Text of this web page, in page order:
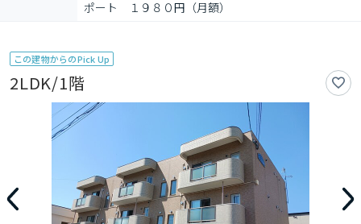
ポート　１９８０円（月額）
この建物からのPick Up
2LDK/1階